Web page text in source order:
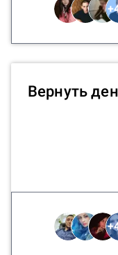
+
Вернуть
+